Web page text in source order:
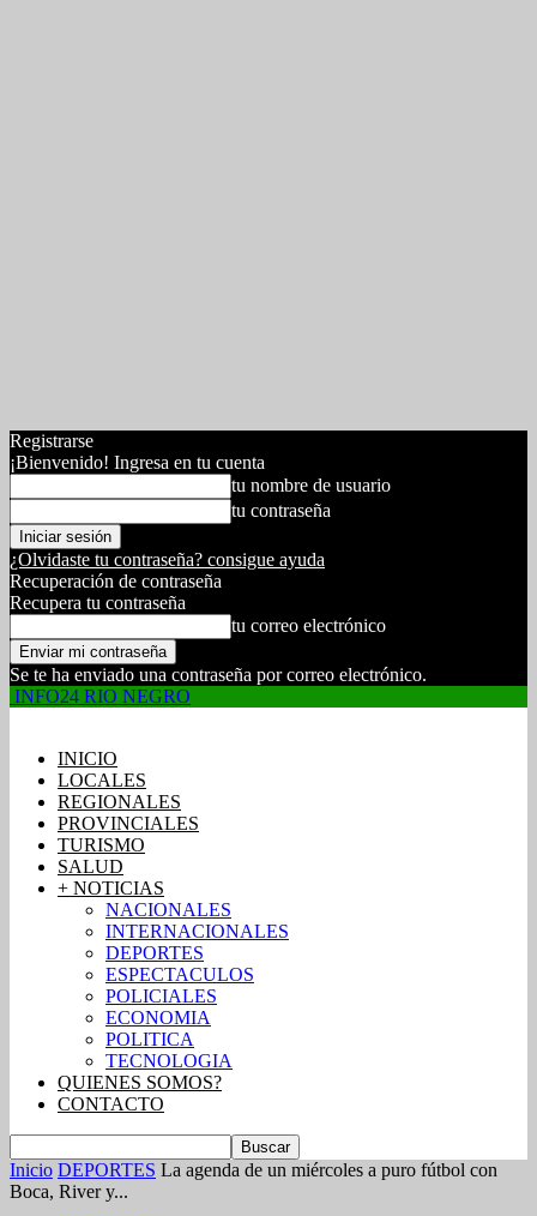
Registrarse
¡Bienvenido! Ingresa en tu cuenta
tu nombre de usuario
tu contraseña
¿Olvidaste tu contraseña? consigue ayuda
Recuperación de contraseña
Recupera tu contraseña
tu correo electrónico
Se te ha enviado una contraseña por correo electrónico.
INFO24 RIO NEGRO
INICIO
LOCALES
REGIONALES
PROVINCIALES
TURISMO
SALUD
+ NOTICIAS
NACIONALES
INTERNACIONALES
DEPORTES
ESPECTACULOS
POLICIALES
ECONOMIA
POLITICA
TECNOLOGIA
QUIENES SOMOS?
CONTACTO
Inicio DEPORTES La agenda de un miércoles a puro fútbol con
Boca, River y...